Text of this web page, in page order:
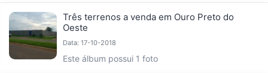
Três terrenos a venda em Ouro Preto do
Oeste
Data: 17-10-2018
Este álbum possui 1 foto